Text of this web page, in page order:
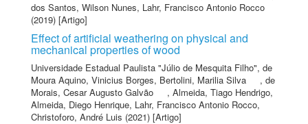
dos Santos, Wilson Nunes, Lahr, Francisco Antonio Rocco
(2019) [Artigo]
Effect of artificial weathering on physical and
mechanical properties of wood
Universidade Estadual Paulista "Júlio de Mesquita Filho", de
Moura Aquino, Vinicius Borges, Bertolini, Marilia Silva , de
Morais, Cesar Augusto Galvão
, Almeida, Tiago Hendrigo,
Almeida, Diego Henrique, Lahr, Francisco Antonio Rocco,
Christoforo, André Luis (2021) [Artigo]